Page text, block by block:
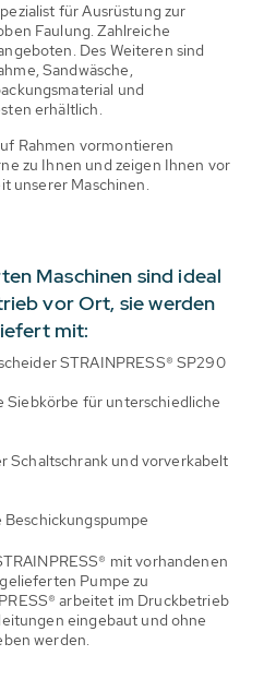
für Ausrüstung zur
Faulung. Zahlreiche
Des Weiteren sind
Sandwäsche,
und
erhältlich.
Rahmen vormontieren
zu Ihnen und zeigen Ihnen vor
unserer Maschinen.
Maschinen sind ideal
vor Ort, sie werden
mit:
STRAINPRESS® SP290
Siebkörbe für unterschiedliche
Schaltschrank und vorverkabelt
mit vorhandenen
Pumpe zu
arbeitet im Druckbetrieb
eingebaut und ohne
werden.